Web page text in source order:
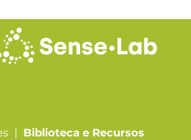
| Biblioteca e Recursos